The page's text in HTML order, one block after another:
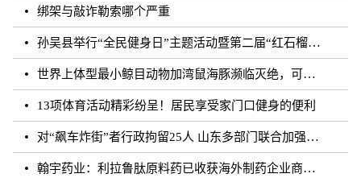
绑架与敲诈勒索哪个严重
孙吴县举行“全民健身日”主题活动暨第二届“红石榴杯”羽毛球比赛
世界上体型最小鲸目动物加湾鼠海豚濒临灭绝，可能仅剩10至13头
13项体育活动精彩纷呈！居民享受家门口健身的便利
对“飙车炸街”者行政拘留25人 山东多部门联合加强噪声污染防治工作
翰宇药业：利拉鲁肽原料药已收获海外制药企业商业批订单